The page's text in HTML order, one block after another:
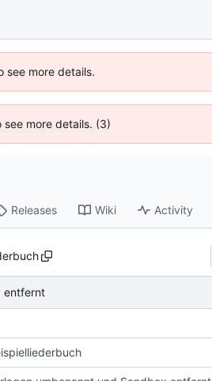
see more details.
more details. (3)
Releases Wiki Activity
entfernt